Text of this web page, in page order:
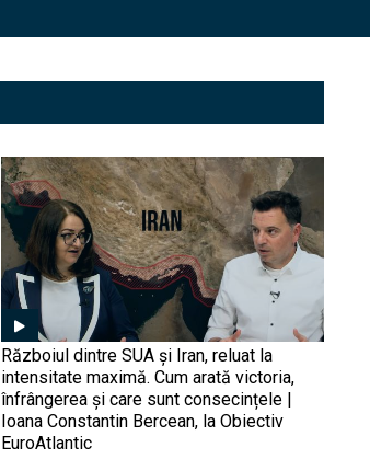
într-un spital din
neutralizați de militari ai
deghizați în medici și
pacienți
David Maxim, fost FOS
israelian: După 1973 toate
scenariile Israelului iau în
calcul atacul de pe toate
granițele. Nu subestimați
IDF
Drona de luptă israeliană
Spike FireFly a fost
folosită în luptele din
Cisiordania (Video)
Yahalom, unitatea specială
Războiul dintre SUA și Iran, reluat la
intensitate maximă. Cum arată victoria,
înfrângerea și care sunt consecințele |
Ioana Constantin Bercean, la Obiectiv
EuroAtlantic